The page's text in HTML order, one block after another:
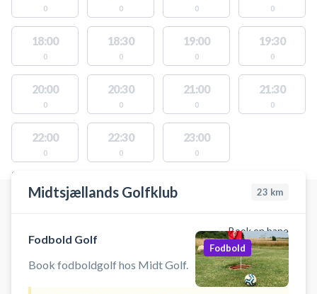
0 0 0 0
18:00
0
18:30
0
19:00
0
19:30
0
20:00
0
20:30
0
21:00
0
21:30
0
22:00
0
22:30
0
23:00
0
STEDER MED LEDIGE AKTIVITETER
Midtsjællands Golfklub 23 km
Book en bane
Fodbold Golf
Book fodboldgolf hos Midt Golf.
Fodbold